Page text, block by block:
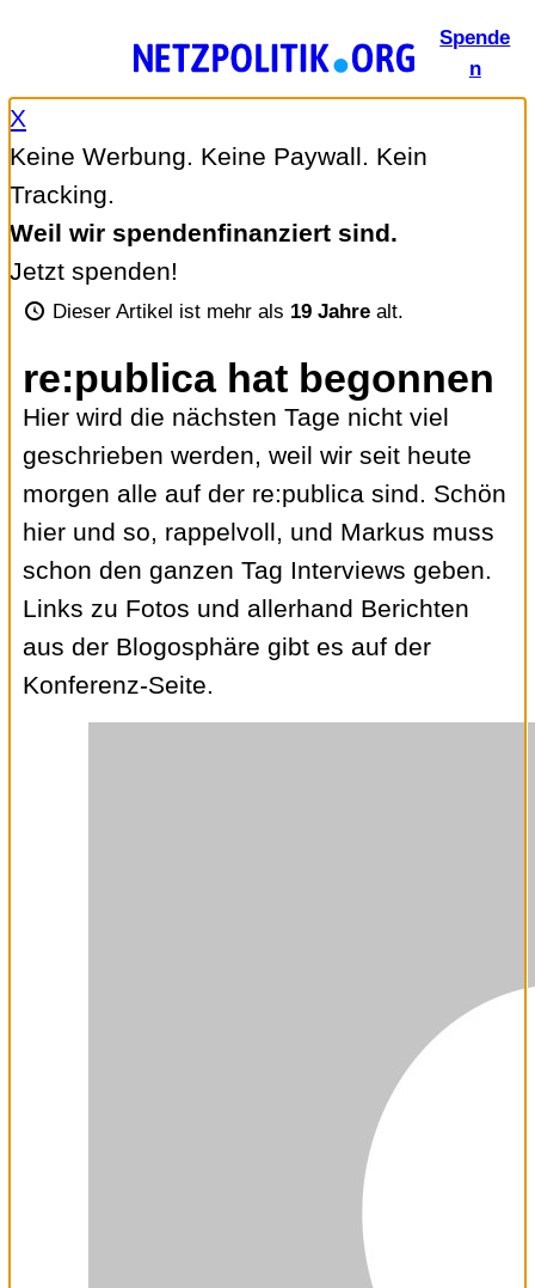
springen
Spende
n
X
Keine Werbung. Keine Paywall. Kein
Tracking.
Weil wir spendenfinanziert sind.
Jetzt spenden!
Dieser Artikel ist mehr als 19 Jahrealt.
re:publica hat begonnen
Hier wird die nächsten Tage nicht viel
geschrieben werden, weil wir seit heute
morgen alle auf der re:publica sind. Schön
hier und so, rappelvoll, und Markus muss
schon den ganzen Tag Interviews geben.
Links zu Fotos und allerhand Berichten
aus der Blogosphäre gibt es auf der
Konferenz-Seite.